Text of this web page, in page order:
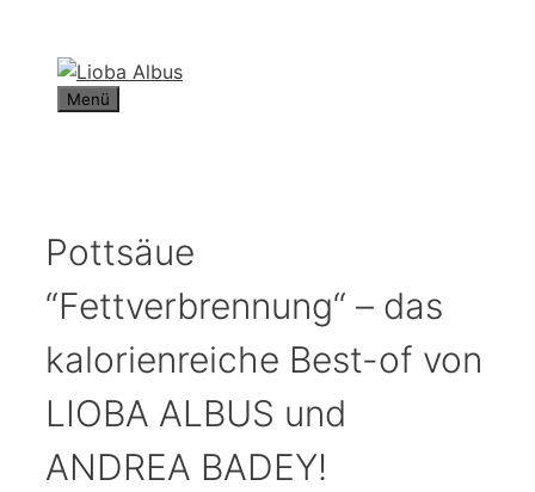
springen
Menü
Pottsäue
“Fettverbrennung“ – das
kalorienreiche Best-of von
LIOBA ALBUS und
ANDREA BADEY!